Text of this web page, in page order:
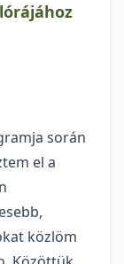
során
el a
közlöm